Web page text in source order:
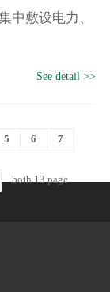
中敷设电力、
See detail >>
5 6
7
both 13 page